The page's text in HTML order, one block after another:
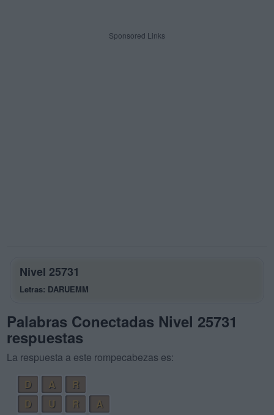
Sponsored Links
Nivel 25731
Letras: DARUEMM
Palabras Conectadas Nivel 25731
respuestas
La respuesta a este rompecabezas es:
D
A
R
D
U R
A